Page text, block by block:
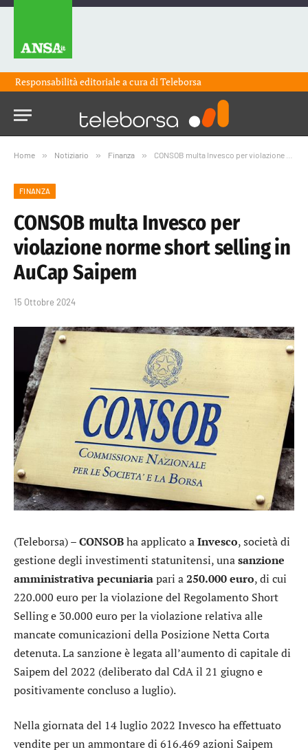
Responsabilità editoriale a cura diTeleborsa
Home » Notiziario » Finanza » CONSOB multa Invesco per violazione norme short selling in AuCap Saipem
FINANZA
CONSOB multa Invesco per
violazione norme short selling in
AuCap Saipem
15 Ottobre 2024
(Teleborsa) –CONSOBha applicato aInvesco, società di
gestione degli investimenti statunitensi, unasanzione
amministrativa pecuniariapari a250.000 euro, di cui
220.000 euro per la violazione del Regolamento Short
Selling e 30.000 euro per la violazione relativa alle
mancate comunicazioni della Posizione Netta Corta
detenuta. La sanzione è legata all’aumento di capitale di
Saipemdel 2022 (deliberato dal CdA il 21 giugno e
positivamente concluso a luglio).
Nella giornata del 14 luglio 2022 Invesco ha effettuato
vendite per un ammontare di 616.469 azioni Saipem